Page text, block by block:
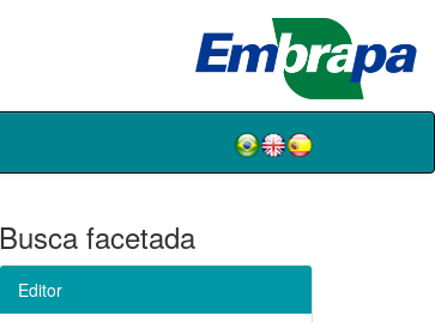
Busca facetada
Editor